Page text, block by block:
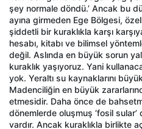
şey normale döndü.’ Ancak bu
ayına girmeden Ege Bölgesi,
şiddetli bir kuraklıkla karşı
hesabı, kitabı ve bilimsel
değil. Aslında en büyük sorun
kuraklık yaşıyoruz. Yani
yok. Yeraltı su kaynaklarını
Madenciliğin en büyük
etmesidir. Daha önce de
dönemlerde oluşmuş ‘fosil
vardır. Ancak kuraklıkla birlikte